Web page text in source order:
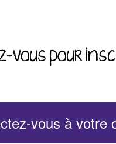
vous pour
vous à votre